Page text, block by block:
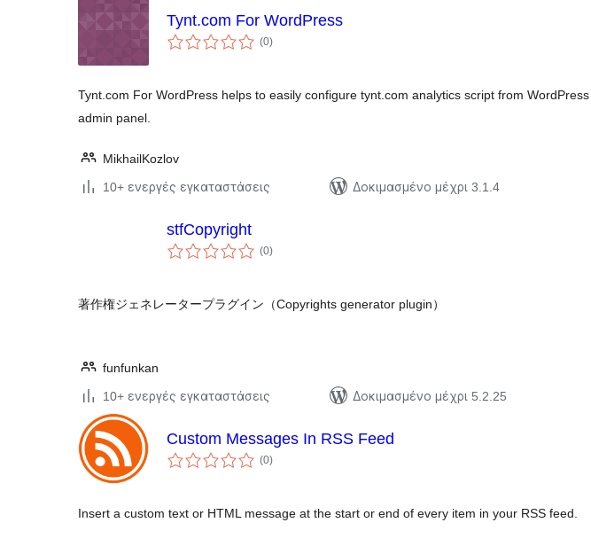
Tynt.com For WordPress
(0αξιολογήσεις
σύνολο
)
Tynt.com For WordPress helps to easily configure tynt.com analytics script from WordPress
admin panel.
MikhailKozlov
10+ ενεργές εγκαταστάσεις
Δοκιμασμένο μέχρι 3.1.4
stfCopyright
(0αξιολογήσεις
σύνολο
)
著作権ジェネレータープラグイン（Copyrights generator plugin）
funfunkan
10+ ενεργές εγκαταστάσεις
Δοκιμασμένο μέχρι 5.2.25
Custom Messages In RSS Feed
(0αξιολογήσεις
σύνολο
)
Insert a custom text or HTML message at the start or end of every item in your RSS feed.